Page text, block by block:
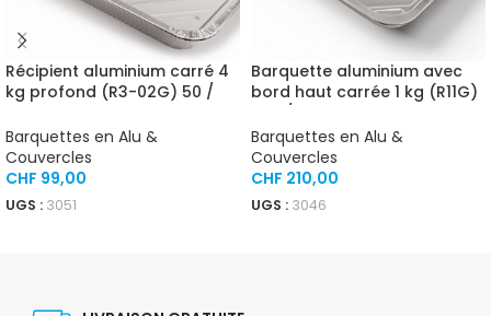
Récipient aluminium carré 4
kg profond (R3-02G) 50 /
Barquettes en Alu &
Couvercles
CHF 99,00
UGS : 3051
Barquette aluminium avec
bord haut carrée 1 kg (R11G)
Barquettes en Alu &
Couvercles
CHF 210,00
UGS : 3046